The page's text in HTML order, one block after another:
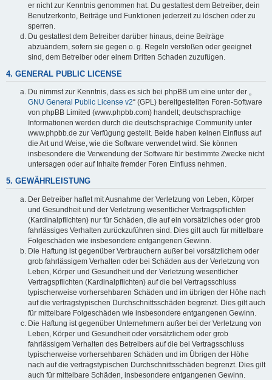
er nicht zur Kenntnis genommen hat. Du gestattest dem Betreiber, dein
Benutzerkonto, Beiträge und Funktionen jederzeit zu löschen oder zu
sperren.
Du gestattest dem Betreiber darüber hinaus, deine Beiträge
abzuändern, sofern sie gegen o. g. Regeln verstoßen oder geeignet
sind, dem Betreiber oder einem Dritten Schaden zuzufügen.
4. GENERAL PUBLIC LICENSE
Du nimmst zur Kenntnis, dass es sich bei phpBB um eine unter der „
GNU General Public License v2“ (GPL) bereitgestellten Foren-Software
von phpBB Limited (www.phpbb.com) handelt; deutschsprachige
Informationen werden durch die deutschsprachige Community unter
www.phpbb.de zur Verfügung gestellt. Beide haben keinen Einfluss auf
die Art und Weise, wie die Software verwendet wird. Sie können
insbesondere die Verwendung der Software für bestimmte Zwecke nicht
untersagen oder auf Inhalte fremder Foren Einfluss nehmen.
5. GEWÄHRLEISTUNG
Der Betreiber haftet mit Ausnahme der Verletzung von Leben, Körper
und Gesundheit und der Verletzung wesentlicher Vertragspflichten
(Kardinalpflichten) nur für Schäden, die auf ein vorsätzliches oder grob
fahrlässiges Verhalten zurückzuführen sind. Dies gilt auch für mittelbare
Folgeschäden wie insbesondere entgangenen Gewinn.
Die Haftung ist gegenüber Verbrauchern außer bei vorsätzlichem oder
grob fahrlässigem Verhalten oder bei Schäden aus der Verletzung von
Leben, Körper und Gesundheit und der Verletzung wesentlicher
Vertragspflichten (Kardinalpflichten) auf die bei Vertragsschluss
typischerweise vorhersehbaren Schäden und im übrigen der Höhe nach
auf die vertragstypischen Durchschnittsschäden begrenzt. Dies gilt auch
für mittelbare Folgeschäden wie insbesondere entgangenen Gewinn.
Die Haftung ist gegenüber Unternehmern außer bei der Verletzung von
Leben, Körper und Gesundheit oder vorsätzlichem oder grob
fahrlässigem Verhalten des Betreibers auf die bei Vertragsschluss
typischerweise vorhersehbaren Schäden und im Übrigen der Höhe
nach auf die vertragstypischen Durchschnittsschäden begrenzt. Dies gilt
auch für mittelbare Schäden, insbesondere entgangenen Gewinn.